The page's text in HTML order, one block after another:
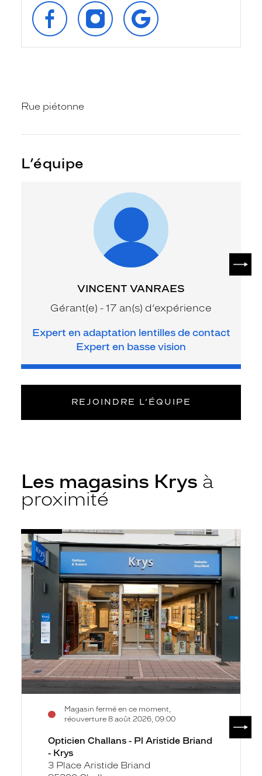
SUIVEZ‑NOUS
SUR
FACEBOOK
SUIVEZ‑NOUS
SUR
INSTAGRAM
RETROUVEZ‑NOUS
SUR
GOOGLE
Rue piétonne
L’équipe
VINCENT VANRAES
Gérant(e) - 17 an(s) d’expérience
Expert en adaptation lentilles de contact
Expert en basse vision
REJOINDRE L’ÉQUIPE
Les magasins Krys à
proximité
Opticien
Challans
-
Pl
Aristide
Krys
Magasin fermé en ce moment,
réouverture 8 août 2026, 09:00
Voir
la
fiche
Opticien Challans - Pl Aristide Briand
- Krys
3 Place Aristide Briand